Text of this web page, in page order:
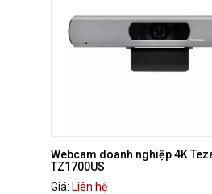
Webcam doanh nghiệp 4K
TZ1700US
Giá: Liên hệ